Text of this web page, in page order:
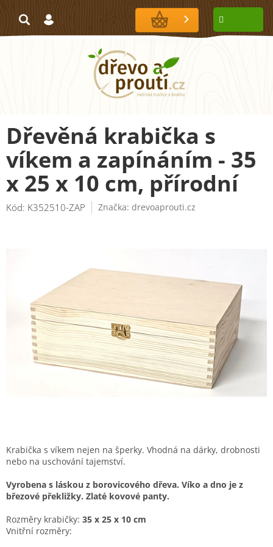
NÁKUPNÍ
KOŠÍK
Dřevěná krabička s
víkem a zapínáním - 35
x 25 x 10 cm, přírodní
Kód: K352510-ZAP Značka: drevoaprouti.cz
Krabička s víkem nejen na šperky. Vhodná na dárky, drobnosti
nebo na uschování tajemství.
Vyrobena s láskou z borovicového dřeva. Víko a dno je z
březové překližky. Zlaté kovové panty.
Rozměry krabičky: 35 x 25 x 10 cm
Vnitřní rozměry: